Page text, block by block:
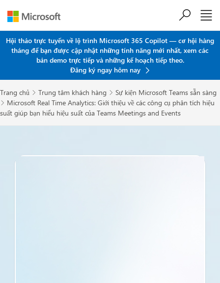
Hội thảo trực tuyến về lộ trình Microsoft 365 Copilot — cơ hội hàng
tháng để bạn được cập nhật những tính năng mới nhất, xem các
bản demo trực tiếp và những kế hoạch tiếp theo.
Đăng ký ngay hôm nay
Trang chủ  Trung tâm khách hàng  Sự kiện Microsoft Teams sẵn sàng

Microsoft Real Time Analytics: Giới thiệu về các công cụ phân tích hiệu
suất giúp bạn hiểu hiệu suất của Teams Meetings and Events